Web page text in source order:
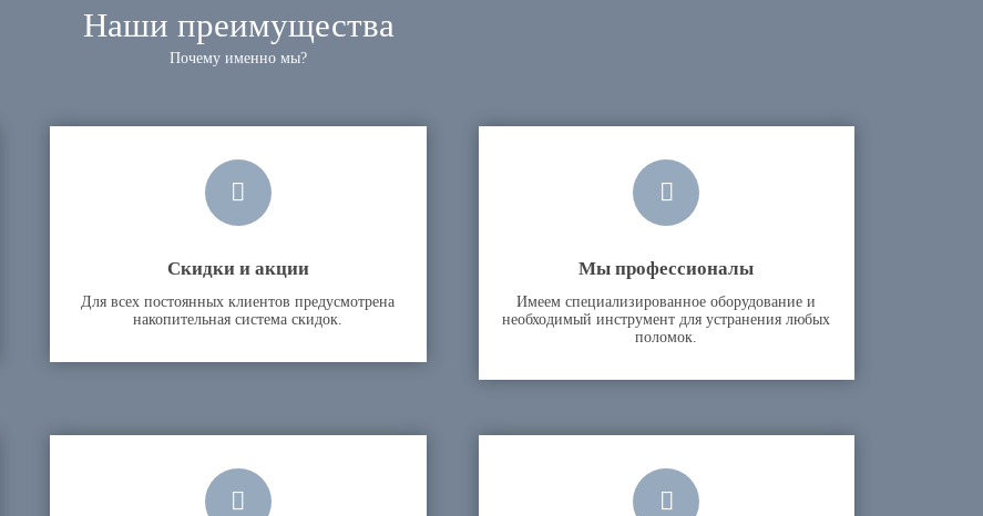
Наши преимущества
Почему именно мы?
Скидки и акции
Для всех постоянных клиентов предусмотрена
накопительная система скидок.
Мы профессионалы
Имеем специализированное оборудование и
необходимый инструмент для устранения любых
поломок.